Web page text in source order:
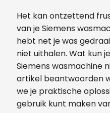
Het kan ontzettend
van je Siemens
hebt net je was
niet uithalen. Wat kun
Siemens wasmachine
artikel beantwoorden
we je praktische
gebruik kunt maken